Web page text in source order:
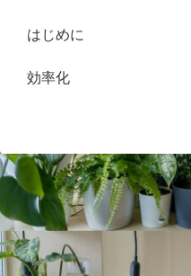
はじめに
効率化